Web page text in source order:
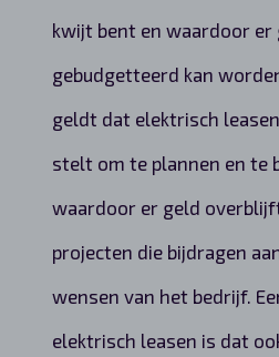
kwijt bent en waardoor er
gebudgetteerd kan
geldt dat elektrisch
stelt om te plannen en te
waardoor er geld
projecten die bijdragen
wensen van het bedrijf.
elektrisch leasen is dat